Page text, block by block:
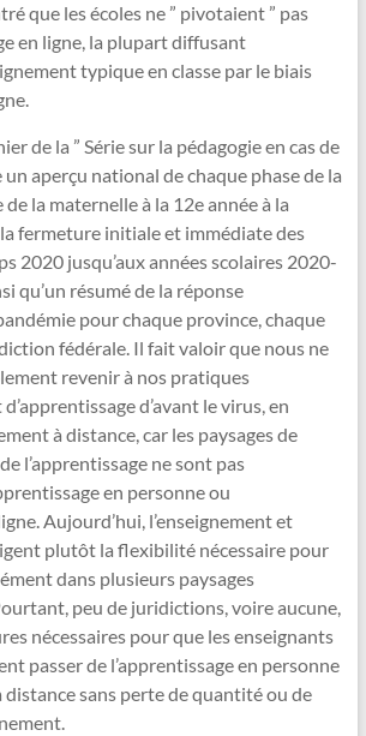
que les écoles ne ” pivotaient ” pas
en ligne, la plupart diffusant
typique en classe par le biais
de la ” Série sur la pédagogie en cas de
un aperçu national de chaque phase de la
la maternelle à la 12e année à la
fermeture initiale et immédiate des
2020 jusqu’aux années scolaires 2020-
qu’un résumé de la réponse
pour chaque province, chaque
fédérale. Il fait valoir que nous ne
revenir à nos pratiques
d’avant le virus, en
à distance, car les paysages de
l’apprentissage ne sont pas
en personne ou
Aujourd’hui, l’enseignement et
plutôt la flexibilité nécessaire pour
dans plusieurs paysages
peu de juridictions, voire aucune,
nécessaires pour que les enseignants
passer de l’apprentissage en personne
distance sans perte de quantité ou de